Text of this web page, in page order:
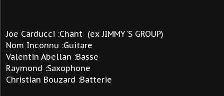
Joe Carducci :Chant (ex JIMMY'S GROUP)
Nom Inconnu :Guitare
Valentin Abellan :Basse
Raymond :Saxophone
Christian Bouzard :Batterie